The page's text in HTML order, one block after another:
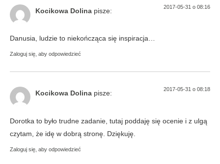
Kocikowa Dolina pisze: 2017-05-31 o 08:16
Danusia, ludzie to niekończąca się inspiracja…
Zaloguj się, aby odpowiedzieć
Kocikowa Dolina pisze: 2017-05-31 o 08:18
Dorotka to było trudne zadanie, tutaj poddaję się ocenie i z ulgą
czytam, że idę w dobrą stronę. Dziękuję.
Zaloguj się, aby odpowiedzieć